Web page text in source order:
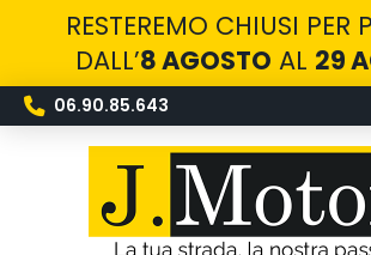
RESTEREMO CHIUSI PER
DALL’8 AGOSTO AL 29
06.90.85.643